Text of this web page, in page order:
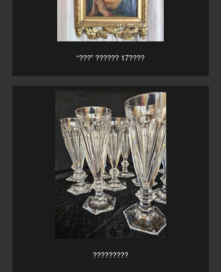
“???” ?????? 17????
?????????